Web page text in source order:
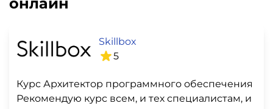
Skillbox
5
Курс Архитектор программного обеспечения
Рекомендую курс всем, и тех специалистам, и